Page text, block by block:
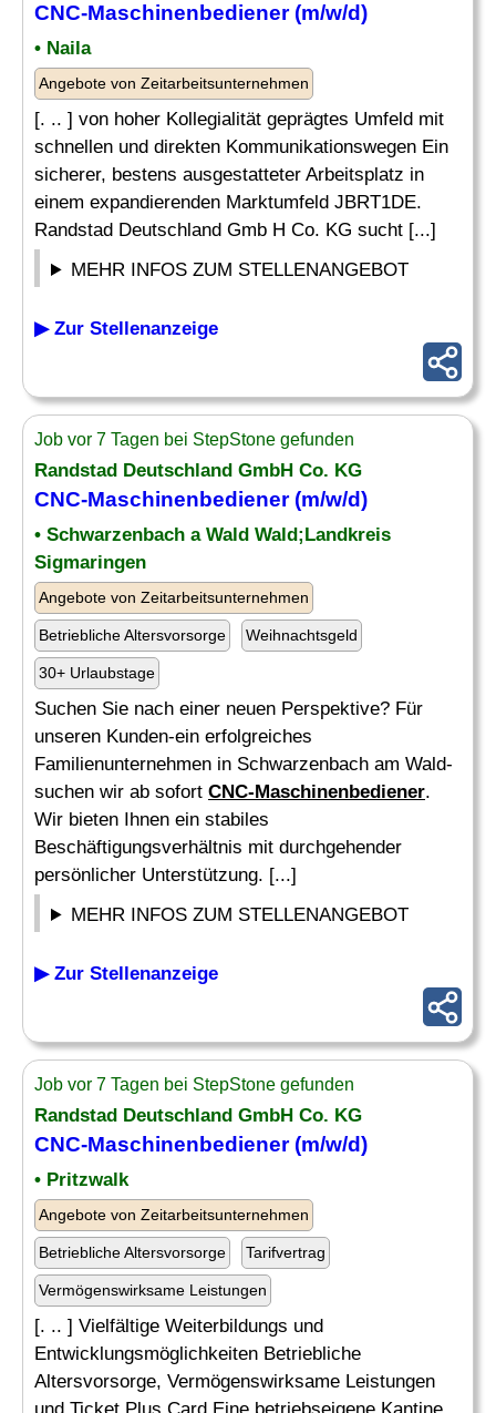
CNC-Maschinenbediener(m/w/d)
• Naila
Angebote von Zeitarbeitsunternehmen
[. .. ] von hoher Kollegialität geprägtes Umfeld mit
schnellen und direkten Kommunikationswegen Ein
sicherer, bestens ausgestatteter Arbeitsplatz in
einem expandierenden Marktumfeld JBRT1DE.
Randstad Deutschland Gmb H Co. KG sucht [...]
MEHR INFOS ZUM STELLENANGEBOT
▶ Zur Stellenanzeige
Job vor 7 Tagen bei StepStone gefunden
Randstad Deutschland GmbH Co. KG
CNC-Maschinenbediener(m/w/d)
• Schwarzenbach a Wald Wald;Landkreis
Sigmaringen
Angebote von Zeitarbeitsunternehmen
Betriebliche Altersvorsorge Weihnachtsgeld
30+ Urlaubstage
Suchen Sie nach einer neuen Perspektive? Für
unseren Kunden-ein erfolgreiches
Familienunternehmen in Schwarzenbach am Wald-
suchen wir ab sofort CNC-Maschinenbediener.
Wir bieten Ihnen ein stabiles
Beschäftigungsverhältnis mit durchgehender
persönlicher Unterstützung. [...]
MEHR INFOS ZUM STELLENANGEBOT
▶ Zur Stellenanzeige
Job vor 7 Tagen bei StepStone gefunden
Randstad Deutschland GmbH Co. KG
CNC-Maschinenbediener(m/w/d)
• Pritzwalk
Angebote von Zeitarbeitsunternehmen
Betriebliche Altersvorsorge Tarifvertrag
Vermögenswirksame Leistungen
[. .. ] Vielfältige Weiterbildungs und
Entwicklungsmöglichkeiten Betriebliche
Altersvorsorge, Vermögenswirksame Leistungen